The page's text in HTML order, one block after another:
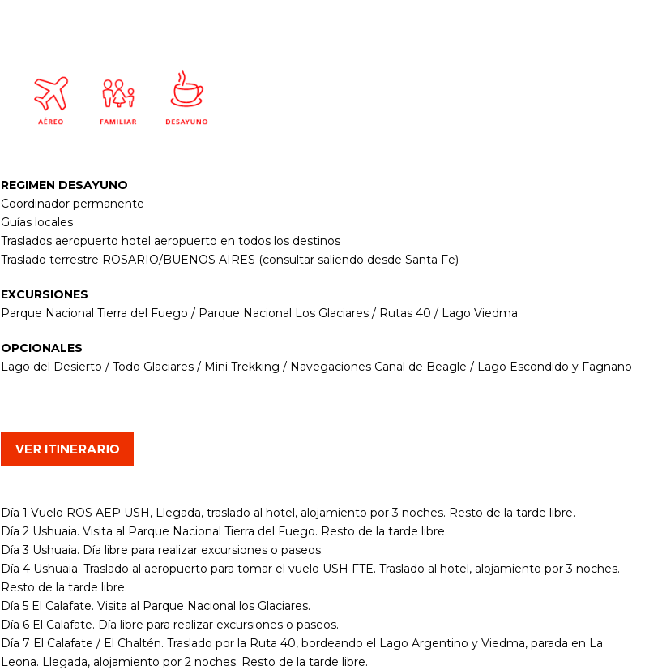
REGIMEN DESAYUNO
Coordinador permanente
Guías locales
Traslados aeropuerto hotel aeropuerto en todos los destinos
Traslado terrestre ROSARIO/BUENOS AIRES (consultar saliendo desde Santa Fe)
EXCURSIONES
Parque Nacional Tierra del Fuego / Parque Nacional Los Glaciares / Rutas 40 / Lago Viedma
OPCIONALES
Lago del Desierto / Todo Glaciares / Mini Trekking / Navegaciones Canal de Beagle / Lago Escondido y Fagnano
Día 1 Vuelo ROS AEP USH, Llegada, traslado al hotel, alojamiento por 3 noches. Resto de la tarde libre.
Día 2 Ushuaia. Visita al Parque Nacional Tierra del Fuego. Resto de la tarde libre.
Día 3 Ushuaia. Día libre para realizar excursiones o paseos.
Día 4 Ushuaia. Traslado al aeropuerto para tomar el vuelo USH FTE. Traslado al hotel, alojamiento por 3 noches.
Resto de la tarde libre.
Día 5 El Calafate. Visita al Parque Nacional los Glaciares.
Día 6 El Calafate. Día libre para realizar excursiones o paseos.
Día 7 El Calafate / El Chaltén. Traslado por la Ruta 40, bordeando el Lago Argentino y Viedma, parada en La
Leona. Llegada, alojamiento por 2 noches. Resto de la tarde libre.